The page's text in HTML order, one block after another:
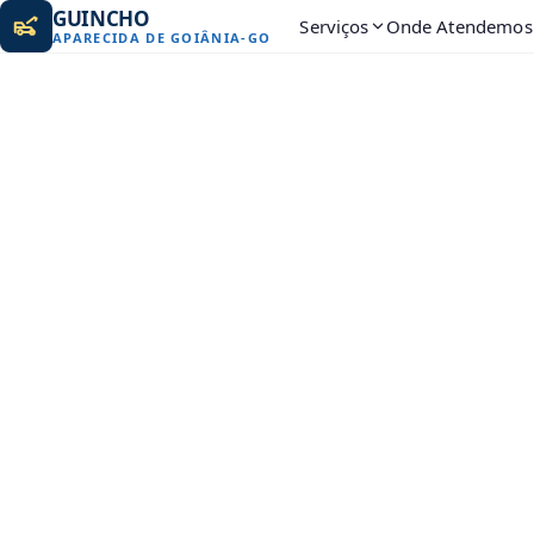
GUINCHO
APARECIDA DE GOIÂNIA-GO Serviços Onde Atendemos